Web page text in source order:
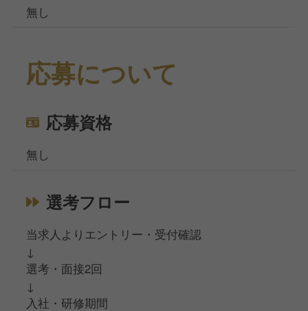
無し
応募について
応募資格
無し
選考フロー
当求人よりエントリー・受付確認
↓
選考・面接2回
↓
入社・研修期間